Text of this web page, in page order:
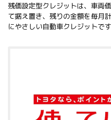
残価設定型クレジットは、車両
て据え置き、残りの金額を毎月
にやさしい自動車クレジットです